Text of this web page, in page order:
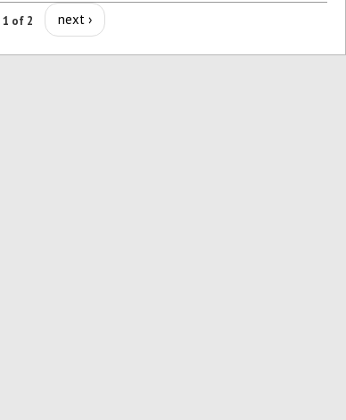
1 of 2 next ›